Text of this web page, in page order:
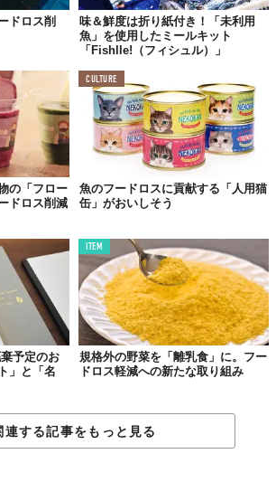
ドロス削
味＆鮮度は折り紙付き！「未利用
魚」を使用したミールキット
「Fishlle!（フィシュル）」
の「フロー
ドロス削減
CULTURE
魚のフードロスに貢献する「人用猫
缶」がおいしそう
予定のお
」と「名
ITEM
規格外の野菜を「離乳食」に。フー
ドロス軽減への新たな取り組み
連する記事をもっと見る